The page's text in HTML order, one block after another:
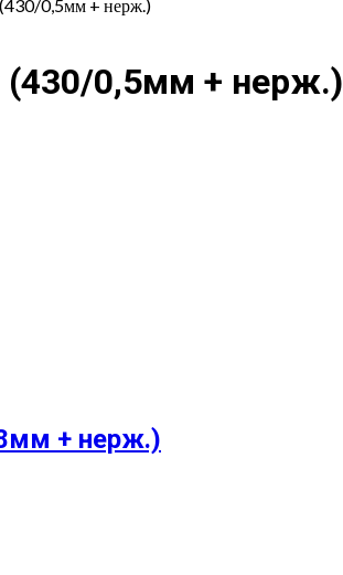
0,5мм + нерж.)
(430/0,5мм + нерж.)
+ нерж.)